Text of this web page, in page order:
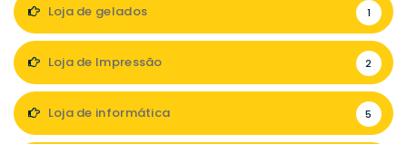
Loja de gelados 1
Loja de Impressão 2
Loja de informática 5